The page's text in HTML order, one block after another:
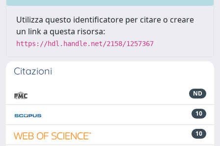
Utilizza questo identificatore per citare o creare
un link a questa risorsa:
https://hdl.handle.net/2158/1257367
Citazioni
ND
10
10